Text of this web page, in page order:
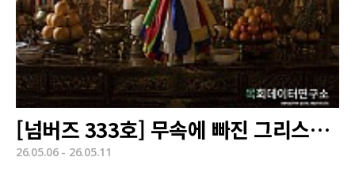
[넘버즈 333호] 무속에 빠진 그리스도인
26.05.06 - 26.05.11